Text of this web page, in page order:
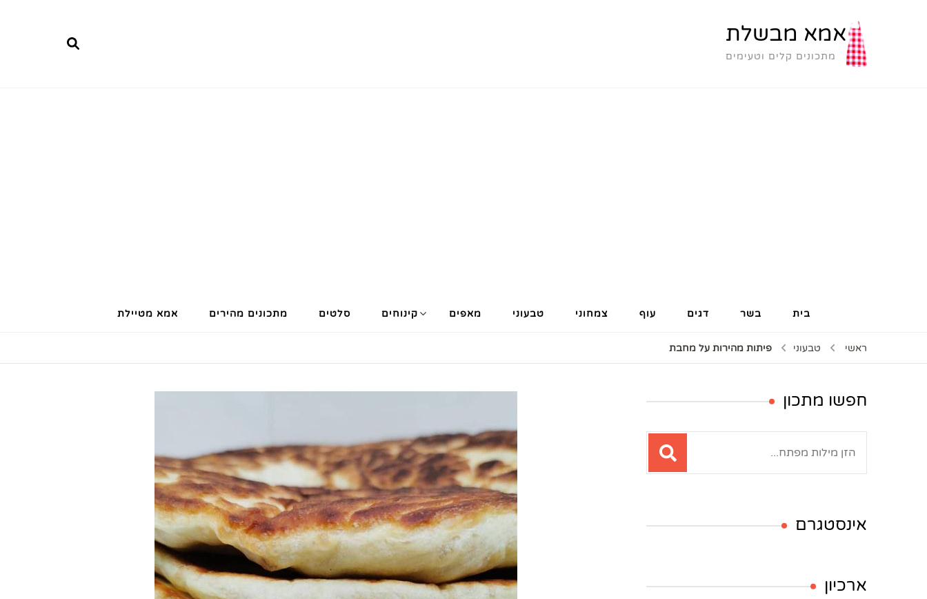
אמא מבשלת
מתכונים קלים וטעימים
בית בשר דגים עוף צמחוני טבעוני מאפים קינוחים סלטים מתכונים מהירים אמא מטיילת
ראשי טבעוני פיתות מהירות על מחבת
חפשו מתכון
אינסטגרם
ארכיון